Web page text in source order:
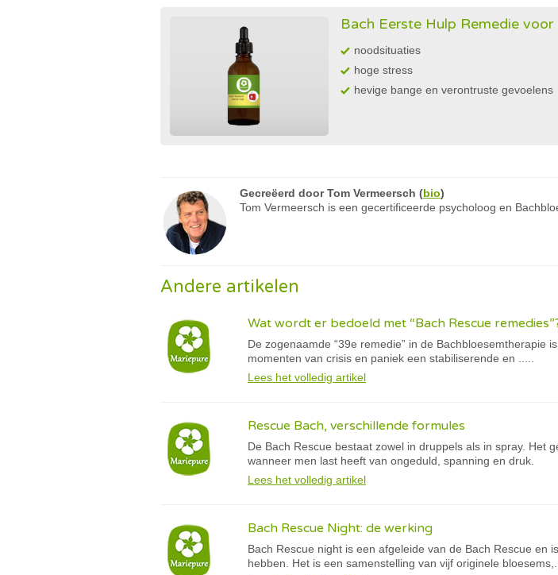
Bach Eerste Hulp Remedie voor
noodsituaties
hoge stress
hevige bange en verontruste gevoelens
Gecreëerd doorTom Vermeersch (bio)
Tom Vermeersch is een gecertificeerde psycholoog en
Andere artikelen
Wat wordt er bedoeld met “Bach Rescue
De zogenaamde “39e remedie” in de Bachbloesemtherapie
momenten van crisis en paniek een stabiliserende en .....
Lees het volledig artikel
Rescue Bach, verschillende formules
De Bach Rescue bestaat zowel in druppels als in spray. Het
wanneer men last heeft van ongeduld, spanning en druk.
Lees het volledig artikel
Bach Rescue Night: de werking
Bach Rescue night is een afgeleide van de Bach Rescue en
hebben. Het is een samenstelling van vijf originele bloesems,...